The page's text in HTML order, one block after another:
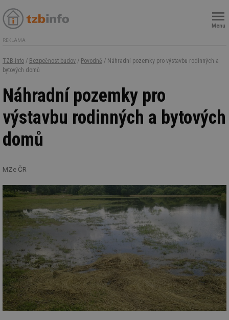
Menu
REKLAMA
TZB-info / Bezpečnost budov / Povodně / Náhradní pozemky pro výstavbu rodinných a
bytových domů
Náhradní pozemky pro
výstavbu rodinných a bytových
domů
MZe ČR